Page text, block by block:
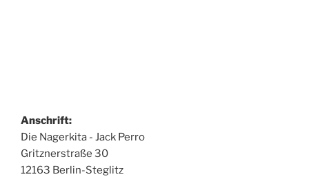
Anschrift:
Die Nagerkita - Jack Perro
Gritznerstraße 30
12163 Berlin-Steglitz